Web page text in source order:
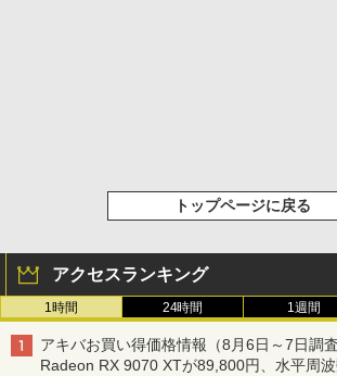
トップページに戻る
アクセスランキング
1時間 24時間 1週間
アキバお買い得価格情報（8月6日～7日調
Radeon RX 9070 XTが89,800円、水平周